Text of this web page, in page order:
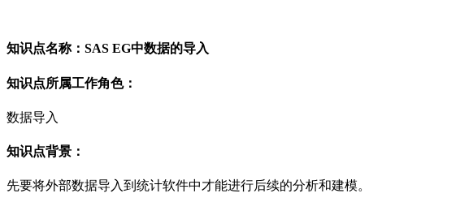
知识点名称： SAS EG中数据的导入
知识点所属工作角色：
数据导入
知识点背景：
先要将外部数据导入到统计软件中才能进行后续的分析和建模。